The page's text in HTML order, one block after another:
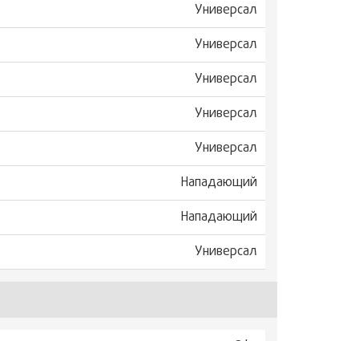
Универсал
Универсал
Универсал
Универсал
Универсал
Нападающий
Нападающий
Универсал